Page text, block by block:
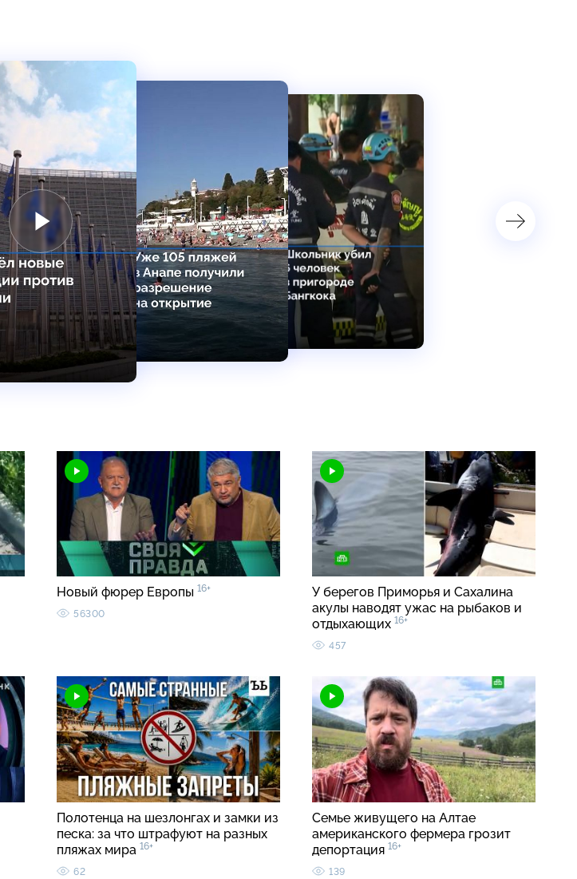
Новый фюрер Европы 16+
56300
У берегов Приморья и Сахалина
акулы наводят ужас на рыбаков и
отдыхающих 16+
457
Полотенца на шезлонгах и замки из
песка: за что штрафуют на разных
пляжах мира 16+
62
Семье живущего на Алтае
американского фермера грозит
депортация 16+
139